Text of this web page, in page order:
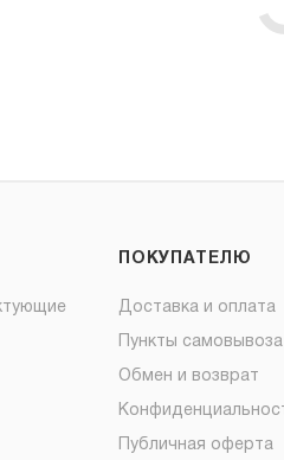
ПОКУПАТЕЛЮ
Доставка и оплата
Пункты самовывоза
Обмен и возврат
Публичная оферта